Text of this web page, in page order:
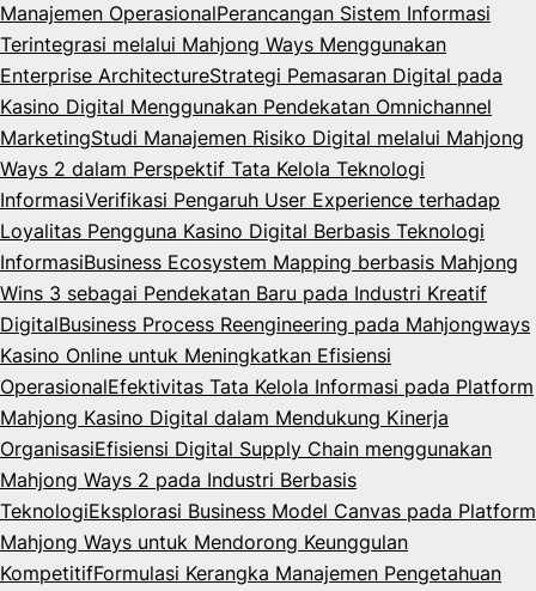
Manajemen OperasionalPerancangan Sistem Informasi
Terintegrasi melalui Mahjong Ways Menggunakan
Enterprise ArchitectureStrategi Pemasaran Digital pada
Kasino Digital Menggunakan Pendekatan Omnichannel
MarketingStudi Manajemen Risiko Digital melalui Mahjong
Ways 2 dalam Perspektif Tata Kelola Teknologi
InformasiVerifikasi Pengaruh User Experience terhadap
Loyalitas Pengguna Kasino Digital Berbasis Teknologi
InformasiBusiness Ecosystem Mapping berbasis Mahjong
Wins 3 sebagai Pendekatan Baru pada Industri Kreatif
DigitalBusiness Process Reengineering pada Mahjongways
Kasino Online untuk Meningkatkan Efisiensi
OperasionalEfektivitas Tata Kelola Informasi pada Platform
Mahjong Kasino Digital dalam Mendukung Kinerja
OrganisasiEfisiensi Digital Supply Chain menggunakan
Mahjong Ways 2 pada Industri Berbasis
TeknologiEksplorasi Business Model Canvas pada Platform
Mahjong Ways untuk Mendorong Keunggulan
KompetitifFormulasi Kerangka Manajemen Pengetahuan